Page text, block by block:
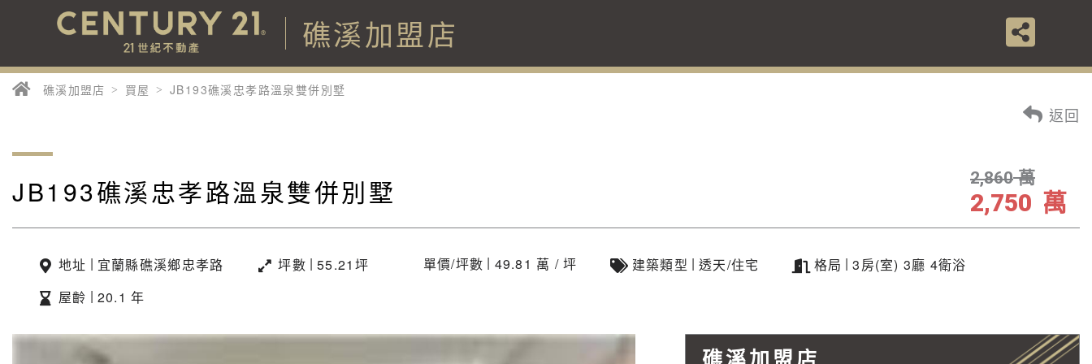
礁溪加盟店
礁溪加盟店 買屋 JB193礁溪忠孝路溫泉雙併別墅
返回
JB193礁溪忠孝路溫泉雙併別墅 2,860 萬
2,750 萬
地址 | 宜蘭縣礁溪鄉忠孝路 坪數 | 55.21坪 單價/坪數 | 49.81 萬 / 坪 建築類型 | 透天/住宅 格局 | 3房(室) 3廳 4衛浴
屋齡 | 20.1 年